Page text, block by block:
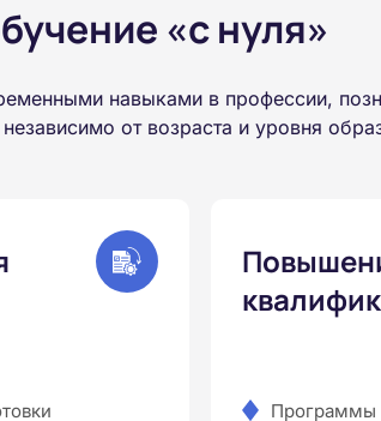
«с нуля»
навыками в профессии,
от возраста и уровня
Программы